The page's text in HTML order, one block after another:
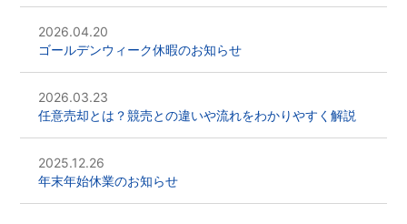
2026.04.20
ゴールデンウィーク休暇のお知らせ
2026.03.23
任意売却とは？競売との違いや流れをわかりやすく解説
2025.12.26
年末年始休業のお知らせ